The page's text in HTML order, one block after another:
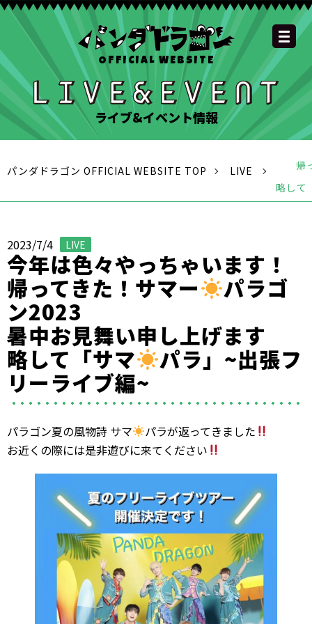
OFFICIAL WEBSITEOFFICIAL SITE TOP
NEWS MEMBER
SCHEDULE DISCOGRAPHY
GOODS
FAQ CONTACT
YOUTUBE
CHANNEL
INSTAGRAM
OFFICIAL
TWITTER
OFFICIAL LINE
ACCOUNT
OFFICIAL
TIKTOK
ライブ&イベント情報
パンダドラゴン OFFICIAL WEBSITE TOP LIVE
帰
略して
2023/7/4 LIVE
今年は色々やっちゃいます！
帰ってきた！サマー パラゴ
ン2023
暑中お見舞い申し上げます
略して「サマ パラ」~出張フ
リーライブ編~
パラゴン夏の風物詩 サマ
パラが返ってきました
お近くの際には是非遊びに来てください